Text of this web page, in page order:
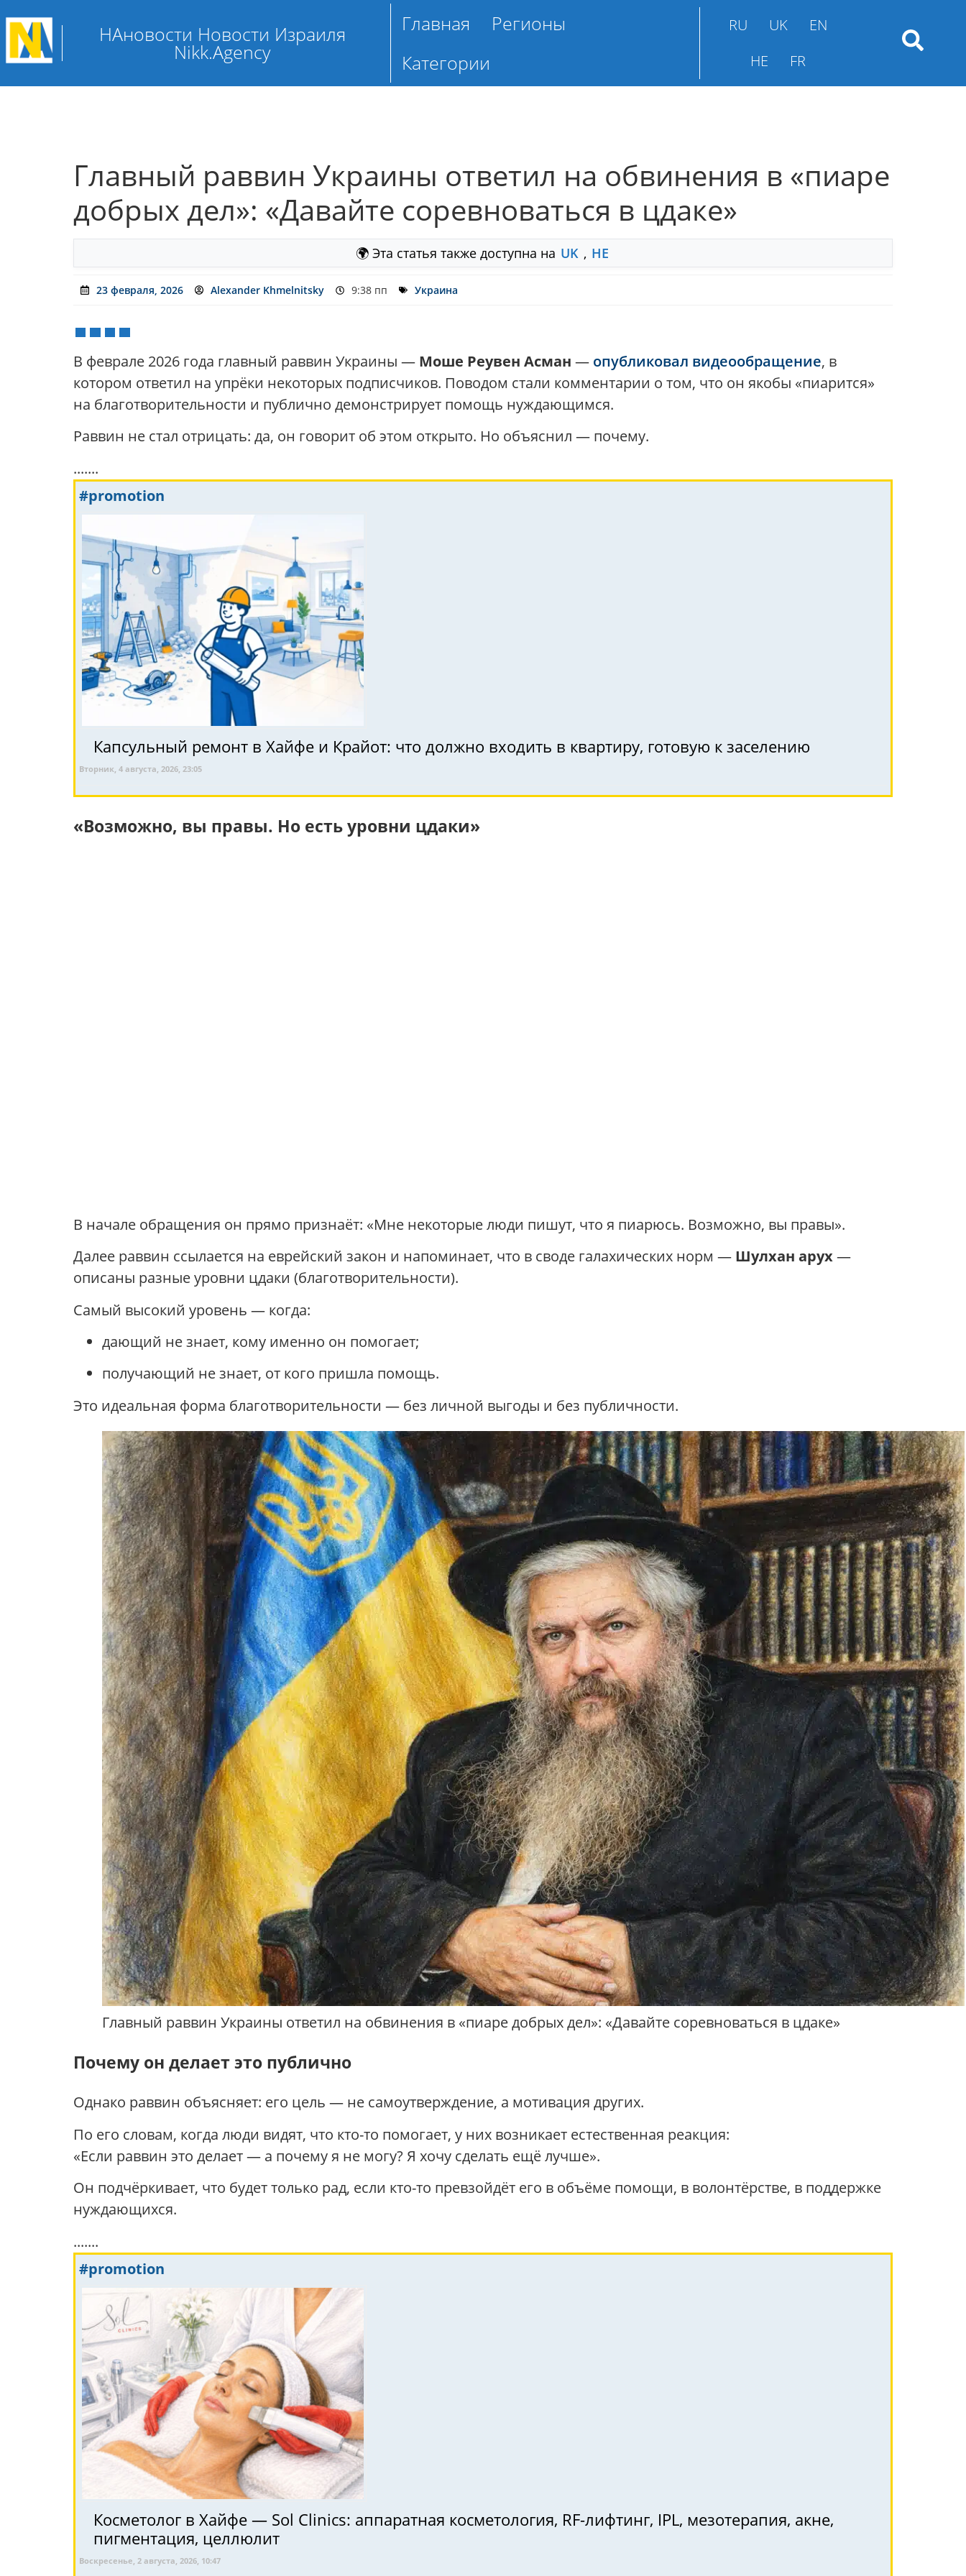
НАновости Новости Израиля
Nikk.Agency
Главная
Регионы
Категории
RU UK
EN
HE
FR
Главный раввин Украины ответил на обвинения в «пиаре
добрых дел»: «Давайте соревноваться в цдаке»
🌍 Эта статья также доступна на UK , HE
23 февраля, 2026 Alexander Khmelnitsky 9:38 пп Украина
В феврале 2026 года главный раввин Украины — Моше Реувен Асман — опубликовал видеообращение, в
котором ответил на упрёки некоторых подписчиков. Поводом стали комментарии о том, что он якобы «пиарится»
на благотворительности и публично демонстрирует помощь нуждающимся.
Раввин не стал отрицать: да, он говорит об этом открыто. Но объяснил — почему.
.......
#promotion
Капсульный ремонт в Хайфе и Крайот: что должно входить в квартиру, готовую к заселению
Вторник, 4 августа, 2026, 23:05
«Возможно, вы правы. Но есть уровни цдаки»
В начале обращения он прямо признаёт: «Мне некоторые люди пишут, что я пиарюсь. Возможно, вы правы».
Далее раввин ссылается на еврейский закон и напоминает, что в своде галахических норм — Шулхан арух—
описаны разные уровни цдаки (благотворительности).
Самый высокий уровень — когда:
дающий не знает, кому именно он помогает;
получающий не знает, от кого пришла помощь.
Это идеальная форма благотворительности — без личной выгоды и без публичности.
Главный раввин Украины ответил на обвинения в «пиаре добрых дел»: «Давайте соревноваться в цдаке»
Почему он делает это публично
Однако раввин объясняет: его цель — не самоутверждение, а мотивация других.
По его словам, когда люди видят, что кто-то помогает, у них возникает естественная реакция:
«Если раввин это делает — а почему я не могу? Я хочу сделать ещё лучше».
Он подчёркивает, что будет только рад, если кто-то превзойдёт его в объёме помощи, в волонтёрстве, в поддержке
нуждающихся.
.......
#promotion
Косметолог в Хайфе — Sol Clinics: аппаратная косметология, RF-лифтинг, IPL, мезотерапия, акне,
пигментация, целлюлит
Воскресенье, 2 августа, 2026, 10:47